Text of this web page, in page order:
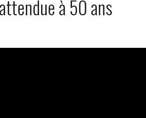
à 50 ans